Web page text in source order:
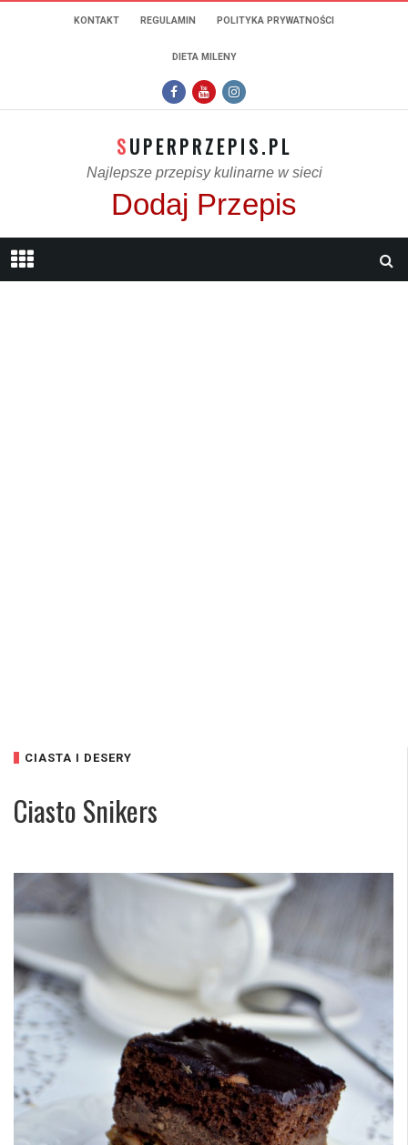
KONTAKT REGULAMIN POLITYKA PRYWATNOŚCI
DIETA MILENY
SUPERPRZEPIS.PL
Najlepsze przepisy kulinarne w sieci
Dodaj Przepis
CIASTA I DESERY
Ciasto Snikers